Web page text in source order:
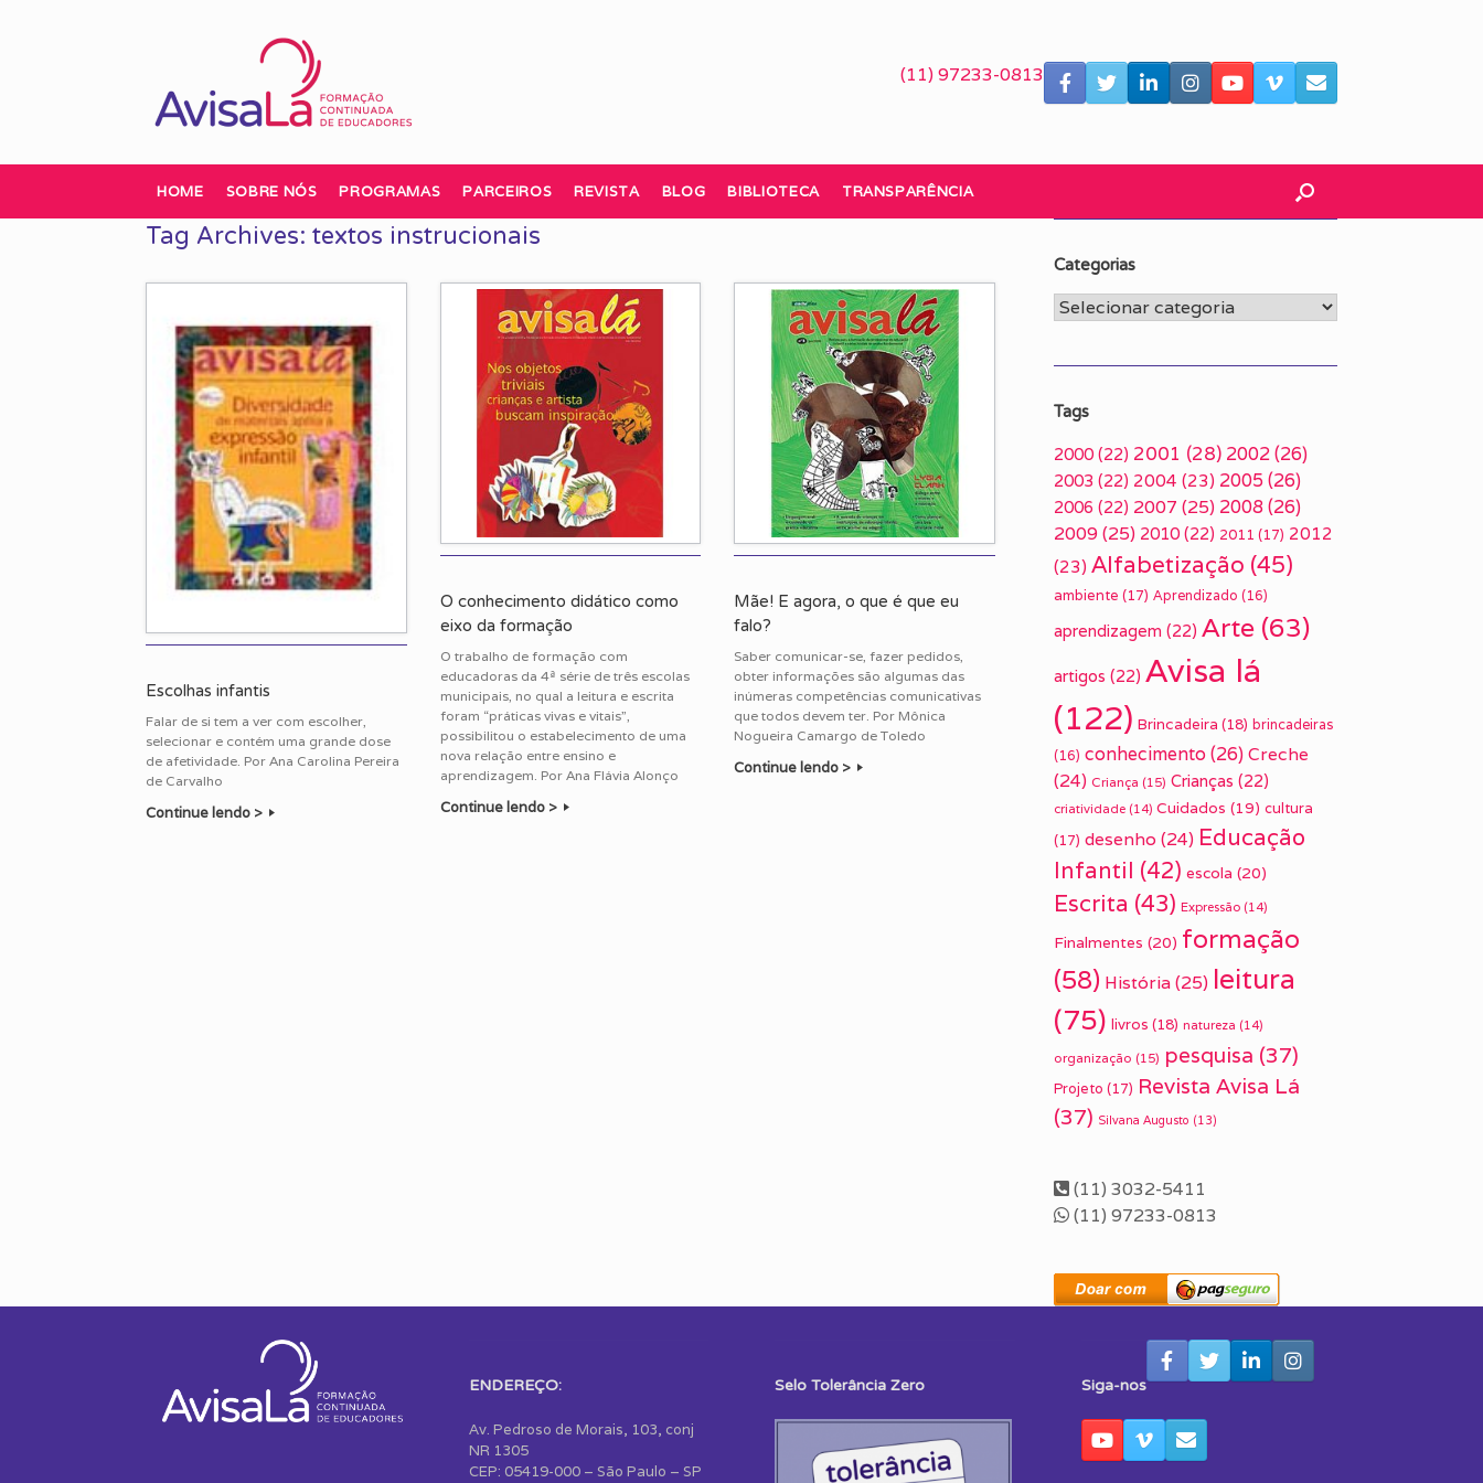
(11) 97233-0813
HOME SOBRE NÓS PROGRAMAS PARCEIROS REVISTA BLOG BIBLIOTECA TRANSPARÊNCIA
Tag Archives: textos instrucionais
Escolhas infantis
Falar de si tem a ver com escolher,
selecionar e contém uma grande dose
de afetividade. Por Ana Carolina Pereira
de Carvalho
Continue lendo >
O conhecimento didático como
eixo da formação
O trabalho de formação com
educadoras da 4ª série de três escolas
municipais, no qual a leitura e escrita
foram “práticas vivas e vitais”,
possibilitou o estabelecimento de uma
nova relação entre ensino e
aprendizagem. Por Ana Flávia Alonço
Continue lendo >
Mãe! E agora, o que é que eu
falo?
Saber comunicar-se, fazer pedidos,
obter informações são algumas das
inúmeras competências comunicativas
que todos devem ter. Por Mônica
Nogueira Camargo de Toledo
Continue lendo >
Categorias
Categorias
Tags
2000 (22) 2001 (28) 2002(26)
2003 (22) 2004 (23) 2005 (26)
2006 (22) 2007 (25) 2008(26)
2009(25) 2010 (22) 2011 (17) 2012
(23) Alfabetização (45)
ambiente (17) Aprendizado (16)
aprendizagem (22) Arte (63)
artigos (22) Avisa lá
(122) Brincadeira (18) brincadeiras
(16) conhecimento(26) Creche
(24) Criança (15) Crianças (22)
criatividade (14) Cuidados (19) cultura
(17) desenho (24) Educação
Infantil (42) escola (20)
Escrita (43) Expressão (14)
Finalmentes (20) formação
(58) História(25) leitura
(75) livros (18) natureza (14)
organização (15) pesquisa (37)
Projeto (17) Revista Avisa Lá
(37) Silvana Augusto (13)
(11) 3032-5411
(11) 97233-0813
ENDEREÇO:
Av. Pedroso de Morais, 103, conj
NR 1305
CEP: 05419-000 – São Paulo – SP
Selo Tolerância Zero Siga-nos